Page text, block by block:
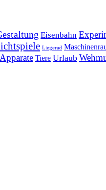
Eisenbahn
Liegerad
Tiere Urlaub